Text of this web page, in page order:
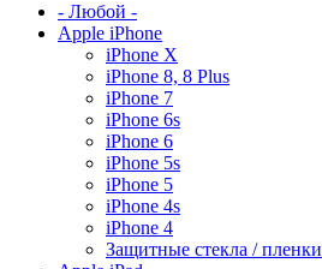
- Любой -
Apple iPhone
iPhone X
iPhone 8, 8 Plus
iPhone 7
iPhone 6s
iPhone 6
iPhone 5s
iPhone 5
iPhone 4s
iPhone 4
Защитные стекла / пленки